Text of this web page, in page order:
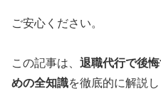
ご安心ください。
この記事は、 退職代行で後
めの全知識を徹底的に解説